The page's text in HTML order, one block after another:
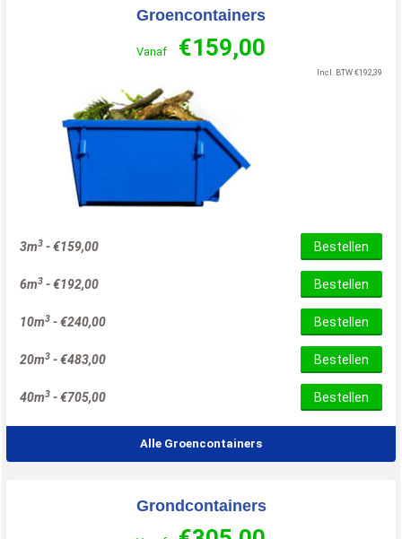
Groencontainers
Vanaf €159,00
Incl. BTW €192,39
3m3 -€159,00 Bestellen
6m3 -€192,00 Bestellen
10m3 -€240,00 Bestellen
20m3 -€483,00 Bestellen
40m3 -€705,00 Bestellen
Alle Groencontainers
Grondcontainers